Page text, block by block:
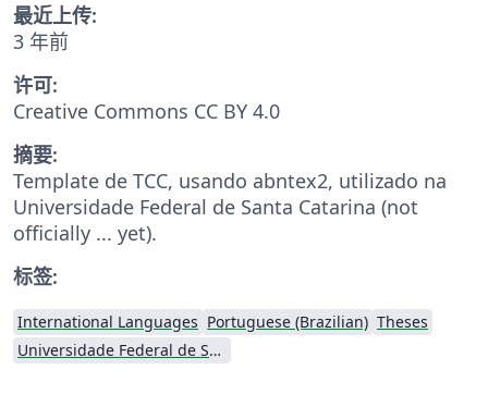
最近上传:
3 年前
许可:
Creative Commons CC BY 4.0
摘要:
Template de TCC, usando abntex2, utilizado na
Universidade Federal de Santa Catarina (not
officially ... yet).
标签:
International Languages Portuguese (Brazilian) Theses
Universidade Federal de Santa Catarina